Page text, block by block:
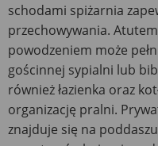
schodami spiżarnia
przechowywania.
powodzeniem może
gościnnej sypialni lub
również łazienka oraz
organizację pralni.
znajduje się na